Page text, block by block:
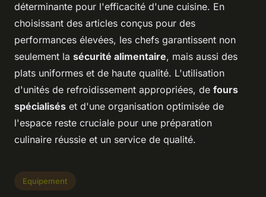
déterminante pour l'efficacité d'une cuisine. En
choisissant des articles conçus pour des
performances élevées, les chefs garantissent non
seulement la sécurité alimentaire, mais aussi des
plats uniformes et de haute qualité. L'utilisation
d'unités de refroidissement appropriées, de fours
spécialisés et d'une organisation optimisée de
l'espace reste cruciale pour une préparation
culinaire réussie et un service de qualité.
Equipement